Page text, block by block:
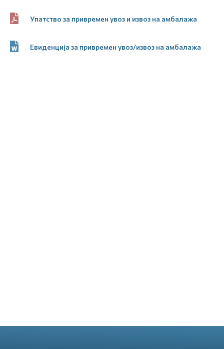
Упатство за привремен увоз и извоз на амбалажа
Евиденција за привремен увоз/извоз на амбалажа